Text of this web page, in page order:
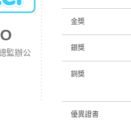
監辦公
金獎
銀獎
銅獎
優異證書